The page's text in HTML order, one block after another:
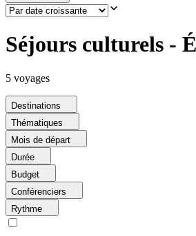
Séjours culturels -
5 voyages
Destinations
Thématiques
Mois de départ
Durée
Budget
Conférenciers
Rythme